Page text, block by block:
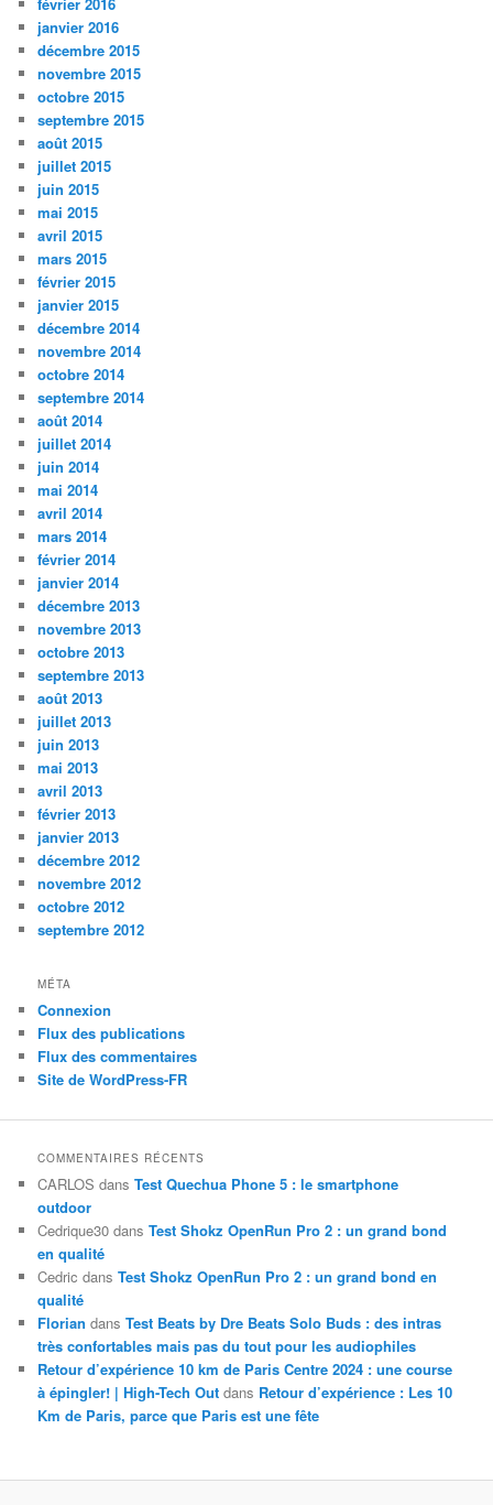
janvier 2016
décembre 2015
novembre 2015
octobre 2015
septembre 2015
août 2015
juillet 2015
juin 2015
mai 2015
avril 2015
mars 2015
février 2015
janvier 2015
décembre 2014
novembre 2014
octobre 2014
septembre 2014
août 2014
juillet 2014
juin 2014
mai 2014
avril 2014
mars 2014
février 2014
janvier 2014
décembre 2013
novembre 2013
octobre 2013
septembre 2013
août 2013
juillet 2013
juin 2013
mai 2013
avril 2013
février 2013
janvier 2013
décembre 2012
novembre 2012
octobre 2012
septembre 2012
MÉTA
Connexion
Flux des publications
Flux des commentaires
Site de WordPress-FR
COMMENTAIRES RÉCENTS
CARLOS dansTest Quechua Phone 5 : le smartphone
outdoor
Cedrique30 dansTest Shokz OpenRun Pro 2 : un grand bond
en qualité
Cedric dansTest Shokz OpenRun Pro 2 : un grand bond en
qualité
Florian dansTest Beats by Dre Beats Solo Buds : des intras
très confortables mais pas du tout pour les audiophiles
Retour d’expérience 10 km de Paris Centre 2024 : une course
à épingler! | High-Tech Out dans Retour d’expérience : Les 10
Km de Paris, parce que Paris est une fête